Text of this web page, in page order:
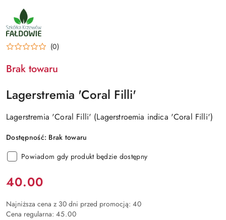
NAZWA
PRODUCENTA:
SZKÓŁKA
KRZEWÓW
FAŁDOWIE
(0)
Brak towaru
Lagerstremia 'Coral Filli'
Lagerstremia 'Coral Filli' (Lagerstroemia indica 'Coral Filli')
Dostępność: Brak towaru
Powiadom gdy produkt będzie dostępny
Cena:
40.00
Najniższa cena z 30 dni przed promocją: 40
Cena regularna: 45.00